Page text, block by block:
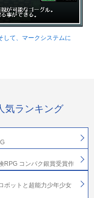
して、マークシステムに
気ランキング
RPG コンパク銀賞受賞作
ボットと超能力少年少女